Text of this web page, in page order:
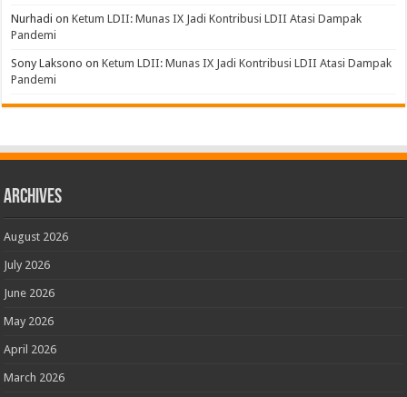
Nurhadi onKetum LDII: Munas IX Jadi Kontribusi LDII Atasi Dampak
Pandemi
Sony Laksono onKetum LDII: Munas IX Jadi Kontribusi LDII Atasi Dampak
Pandemi
Archives
August 2026
July 2026
June 2026
May 2026
April 2026
March 2026